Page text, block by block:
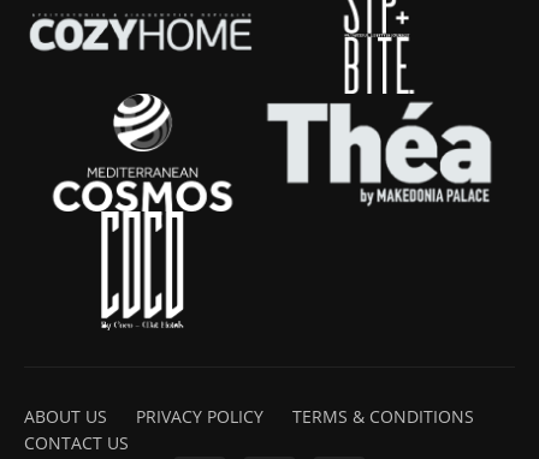
ABOUT US PRIVACY POLICY
TERMS & CONDITIONS
CONTACT US